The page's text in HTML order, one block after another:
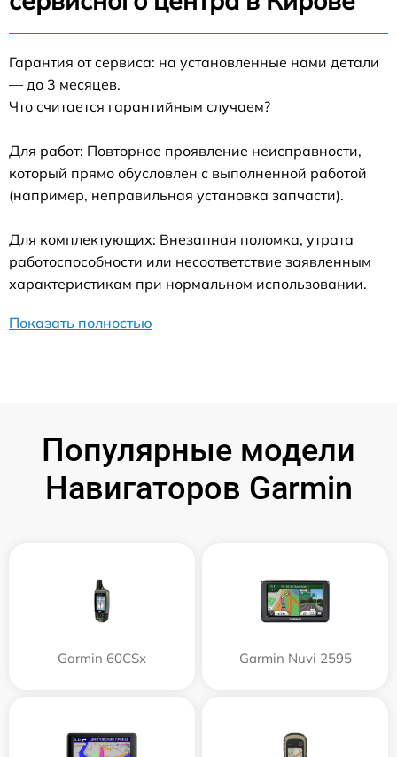
Гарантия от сервиса: на установленные нами детали
— до 3 месяцев.
Что считается гарантийным случаем?
Для работ: Повторное проявление неисправности,
который прямо обусловлен с выполненной работой
(например, неправильная установка запчасти).
Для комплектующих: Внезапная поломка, утрата
работоспособности или несоответствие заявленным
характеристикам при нормальном использовании.
Показать полностью
Популярные модели
Навигаторов Garmin
Garmin 60CSx Garmin Nuvi 2595